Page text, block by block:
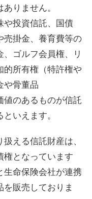
りません。
や投資信託、国債
売掛金、養育費等の
ゴルフ会員権、リ
的所有権（特許権や
や骨董品
のあるものが信託
いえます。
える信託財産は、
権となっています
生命保険会社が連携
販売しておりま